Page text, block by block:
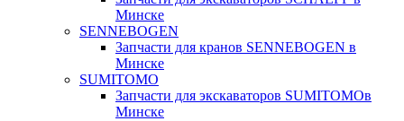
Минске
SENNEBOGEN
Запчасти для кранов SENNEBOGEN в
Минске
SUMITOMO
Запчасти для экскаваторов SUMITOMOв
Минске